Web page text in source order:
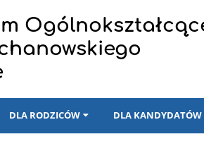
DLA RODZICÓW DLA KANDYDATÓW